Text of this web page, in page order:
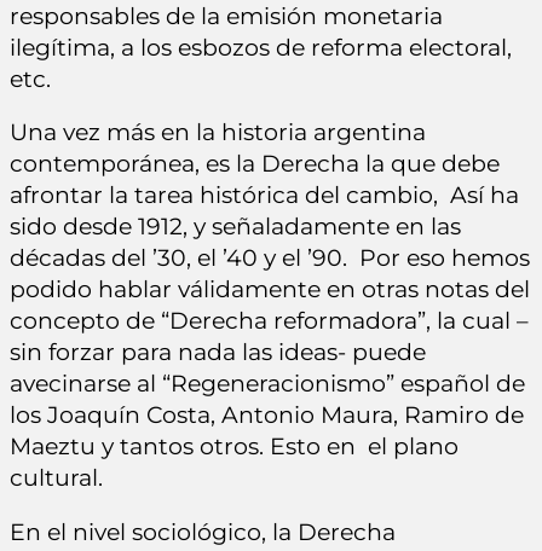
responsables de la emisión monetaria
ilegítima, a los esbozos de reforma electoral,
etc.
Una vez más en la historia argentina
contemporánea, es la Derecha la que debe
afrontar la tarea histórica del cambio, Así ha
sido desde 1912, y señaladamente en las
décadas del ’30, el ’40 y el ’90. Por eso hemos
podido hablar válidamente en otras notas del
concepto de “Derecha reformadora”, la cual –
sin forzar para nada las ideas- puede
avecinarse al “Regeneracionismo” español de
los Joaquín Costa, Antonio Maura, Ramiro de
Maeztu y tantos otros. Esto en el plano
cultural.
En el nivel sociológico, la Derecha